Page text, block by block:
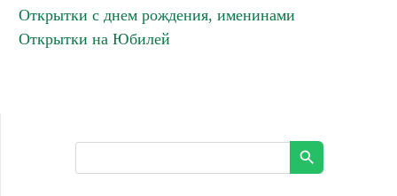
Открытки с днем рождения, именинами
Открытки на Юбилей